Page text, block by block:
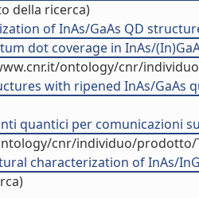
della ricerca)
of InAs/GaAs QD
dot coverage in InAs/
ontology/cnr/
with ripened InAs/GaAs
quantici per comunicazioni
cnr/individuo/prodotto/
characterization of InAs/